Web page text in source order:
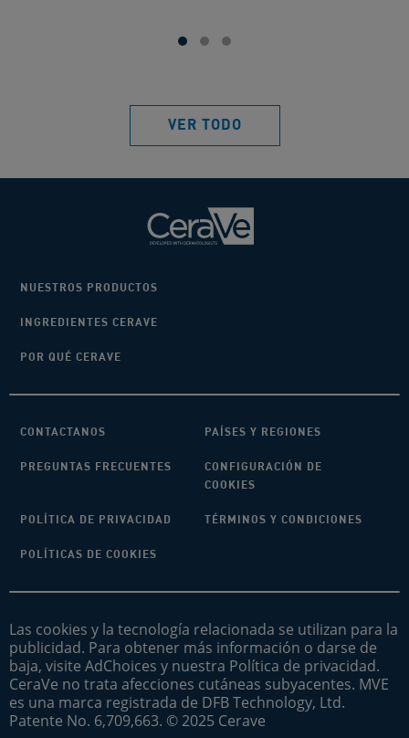
VER TODO
NUESTROS PRODUCTOS
INGREDIENTES CERAVE
POR QUÉ CERAVE
CONTACTANOS PAÍSES Y REGIONES
PREGUNTAS FRECUENTES
CONFIGURACIÓN DE
COOKIES
POLÍTICA DE PRIVACIDAD TÉRMINOS Y CONDICIONES
POLÍTICAS DE COOKIES
Las cookies y la tecnología relacionada se utilizan para la
publicidad. Para obtener más información o darse de
baja, visite AdChoices y nuestra Política de privacidad.
CeraVe no trata afecciones cutáneas subyacentes. MVE
es una marca registrada de DFB Technology, Ltd.
Patente No. 6,709,663. © 2025 Cerave